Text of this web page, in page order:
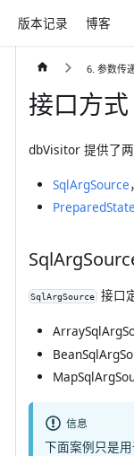
版本记录 博客
6. 参数传
接口方式
dbVisitor 提供了两
SqlArgSource
SqlArgSource 接口
信息
下面案例只是